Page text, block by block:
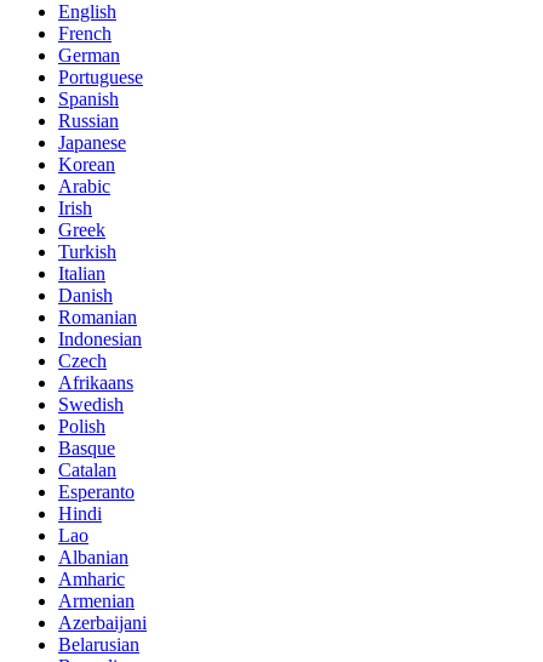
English
French
German
Portuguese
Spanish
Russian
Japanese
Korean
Arabic
Irish
Greek
Turkish
Italian
Danish
Romanian
Indonesian
Czech
Afrikaans
Swedish
Polish
Basque
Catalan
Esperanto
Hindi
Lao
Albanian
Amharic
Armenian
Azerbaijani
Belarusian